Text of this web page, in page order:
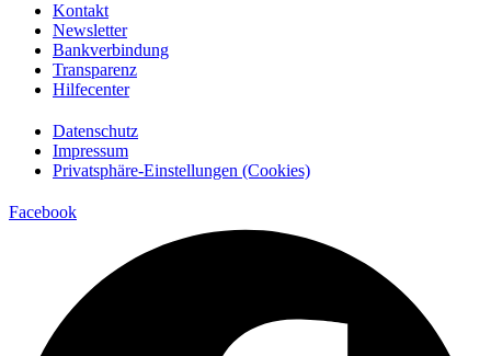
Kontakt
Newsletter
Bankverbindung
Transparenz
Hilfecenter
Datenschutz
Impressum
Privatsphäre-Einstellungen (Cookies)
Facebook